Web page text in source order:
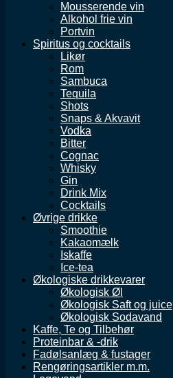
Mousserende vin
Alkohol frie vin
Portvin
Spiritus og cocktails
Likør
Rom
Sambuca
Tequila
Shots
Snaps & Akvavit
Vodka
Bitter
Cognac
Whisky
Gin
Drink Mix
Cocktails
Øvrige drikke
Smoothie
Kakaomælk
Iskaffe
Ice-tea
Økologiske drikkevarer
Økologisk Øl
Økologisk Saft og juice
Økologisk Sodavand
Kaffe, Te og Tilbehør
Proteinbar & -drik
Fadølsanlæg & fustager
Rengøringsartikler m.m.